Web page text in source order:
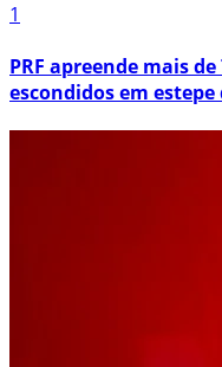
1
PRF apreende mais
escondidos em